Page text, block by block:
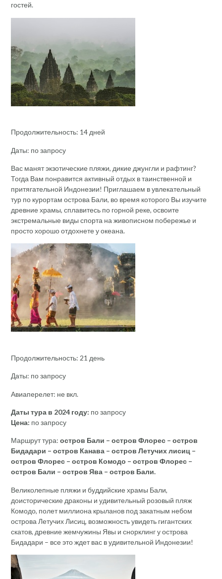
гостей.
Продолжительность: 14 дней
Даты: по запросу
Вас манят экзотические пляжи, дикие джунгли и рафтинг?
Тогда Вам понравится активный отдых в таинственной и
притягательной Индонезии! Приглашаем в увлекательный
тур по курортам острова Бали, во время которого Вы изучите
древние храмы, сплавитесь по горной реке, освоите
экстремальные виды спорта на живописном побережье и
просто хорошо отдохнете у океана.
Продолжительность: 21 день
Даты: по запросу
Авиаперелет: не вкл.
Даты тура в 2024 году: по запросу
Цена: по запросу
Маршрут тура: остров Бали – остров Флорес – остров
Бидадари – остров Канава – остров Летучих лисиц –
остров Флорес – остров Комодо – остров Флорес –
остров Бали – остров Ява – остров Бали.
Великолепные пляжи и буддийские храмы Бали,
доисторические драконы и удивительный розовый пляж
Комодо, полет миллиона крыланов под закатным небом
острова Летучих Лисиц, возможность увидеть гигантских
скатов, древние жемчужины Явы и снорклинг у острова
Бидадари – все это ждет вас в удивительной Индонезии!